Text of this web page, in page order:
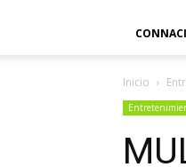
Inicio